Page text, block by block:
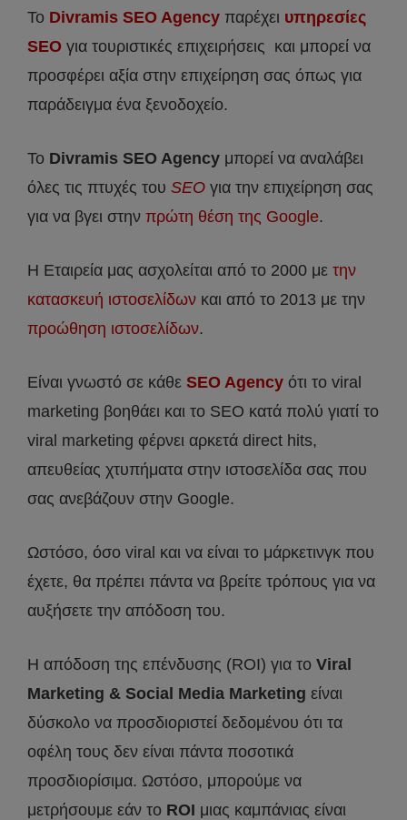
Το Divramis SEO Agency παρέχει υπηρεσίες
SEO για τουριστικές επιχειρήσεις και μπορεί να
προσφέρει αξία στην επιχείρηση σας όπως για
παράδειγμα ένα ξενοδοχείο.
Το Divramis SEO Agency μπορεί να αναλάβει
όλες τις πτυχές του SEO για την επιχείρηση σας
για να βγει στην πρώτη θέση της Google.
Η Εταιρεία μας ασχολείται από το 2000 με την
κατασκευή ιστοσελίδων και από το 2013 με την
προώθηση ιστοσελίδων.
Είναι γνωστό σε κάθε SEO Agency ότι το viral
marketing βοηθάει και το SEO κατά πολύ γιατί το
viral marketing φέρνει αρκετά direct hits,
απευθείας χτυπήματα στην ιστοσελίδα σας που
σας ανεβάζουν στην Google.
Ωστόσο, όσο viral και να είναι το μάρκετινγκ που
έχετε, θα πρέπει πάντα να βρείτε τρόπους για να
αυξήσετε την απόδοση του.
Η απόδοση της επένδυσης (ROI) για το Viral
Marketing & Social Media Marketing είναι
δύσκολο να προσδιοριστεί δεδομένου ότι τα
οφέλη τους δεν είναι πάντα ποσοτικά
προσδιορίσιμα. Ωστόσο, μπορούμε να
μετρήσουμε εάν το ROI μιας καμπάνιας είναι